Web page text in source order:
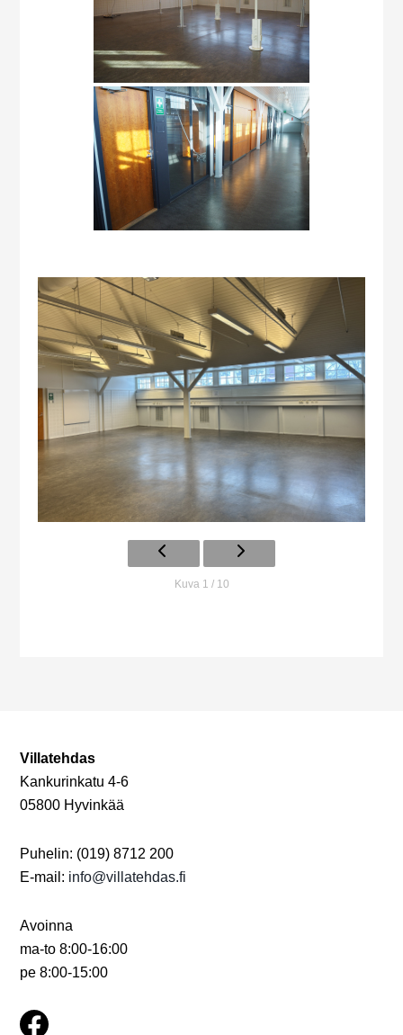
Kuva 1 / 10
Villatehdas
Kankurinkatu 4-6
05800 Hyvinkää
Puhelin: (019) 8712 200
E-mail: info@villatehdas.fi
Avoinna
ma-to 8:00-16:00
pe 8:00-15:00